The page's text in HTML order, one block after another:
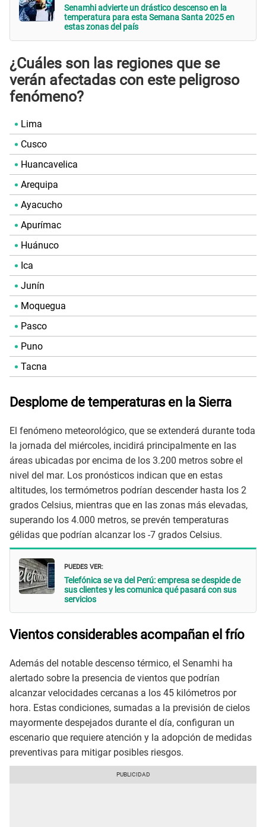
Senamhi advierte un drástico descenso en la
temperatura para esta Semana Santa 2025 en
estas zonas del país
¿Cuáles son las regiones que se
verán afectadas con este peligroso
fenómeno?
Lima
Cusco
Huancavelica
Arequipa
Ayacucho
Apurímac
Huánuco
Ica
Junín
Moquegua
Pasco
Puno
Tacna
Desplome de temperaturas en la Sierra
El fenómeno meteorológico, que se extenderá durante toda
la jornada del miércoles, incidirá principalmente en las
áreas ubicadas por encima de los 3.200 metros sobre el
nivel del mar. Los pronósticos indican que en estas
altitudes, los termómetros podrían descender hasta los 2
grados Celsius, mientras que en las zonas más elevadas,
superando los 4.000 metros, se prevén temperaturas
gélidas que podrían alcanzar los -7 grados Celsius.
PUEDES VER:
Telefónica se va del Perú: empresa se despide de
sus clientes y les comunica qué pasará con sus
servicios
Vientos considerables acompañan el frío
Además del notable descenso térmico, el Senamhi ha
alertado sobre la presencia de vientos que podrían
alcanzar velocidades cercanas a los 45 kilómetros por
hora. Estas condiciones, sumadas a la previsión de cielos
mayormente despejados durante el día, configuran un
escenario que requiere atención y la adopción de medidas
preventivas para mitigar posibles riesgos.